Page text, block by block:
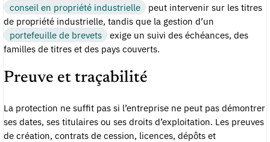
conseil en propriété industrielle
peut intervenir sur les titres
de propriété industrielle, tandis que la gestion d’un
portefeuille de brevets
exige un suivi des échéances, des
familles de titres et des pays couverts.
Preuve et traçabilité
La protection ne suffit pas si l’entreprise ne peut pas démontrer
ses dates, ses titulaires ou ses droits d’exploitation. Les preuves
de création, contrats de cession, licences, dépôts et